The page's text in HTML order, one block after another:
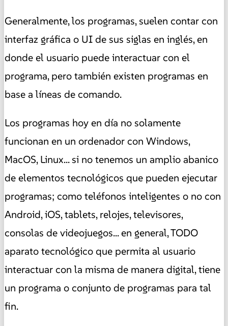
Generalmente, los programas, suelen contar con
interfaz gráfica o UI de sus siglas en inglés, en
donde el usuario puede interactuar con el
programa, pero también existen programas en
base a líneas de comando.
Los programas hoy en día no solamente
funcionan en un ordenador con Windows,
MacOS, Linux... si no tenemos un amplio abanico
de elementos tecnológicos que pueden ejecutar
programas; como teléfonos inteligentes o no con
Android, iOS, tablets, relojes, televisores,
consolas de videojuegos... en general, TODO
aparato tecnológico que permita al usuario
interactuar con la misma de manera digital, tiene
un programa o conjunto de programas para tal
fin.